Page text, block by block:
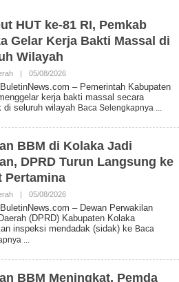
HUT ke-81 RI, Pemkab
Gelar Kerja Bakti Massal di
Wilayah
| 05/08/2026O
E
H
B
E
T
I
W
S
– Pemerintah Kabupaten
kerja bakti massal secara
di seluruh wilayah Baca Selengkapnya
BBM di Kolaka Jadi
DPRD Turun Langsung ke
Pertamina
| 05/08/2026O
E
H
B
E
– Dewan Perwakilan
(DPRD) Kabupaten Kolaka
inspeksi mendadak (sidak) ke Baca
BBM Meningkat, Pemda